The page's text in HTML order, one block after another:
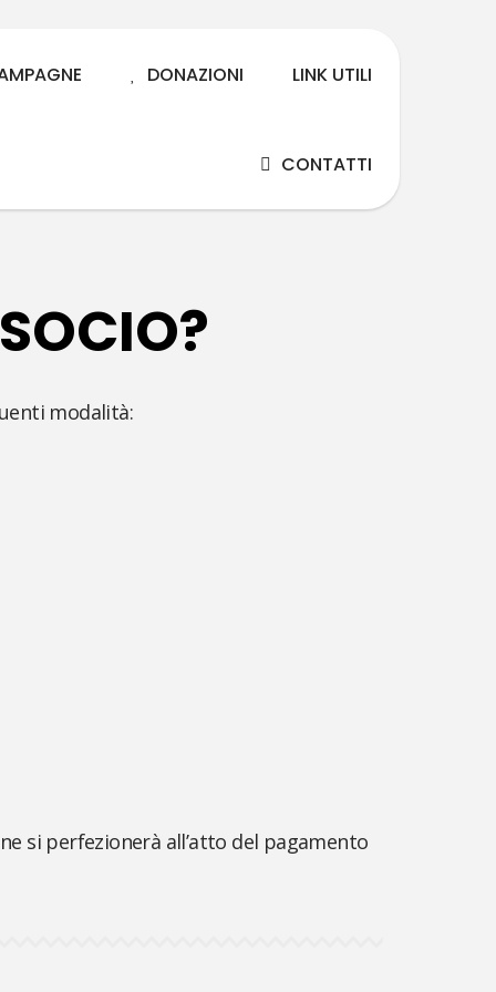
DONAZIONI LINK UTILI
CONTATTI
modalità:
si perfezionerà all’atto del pagamento